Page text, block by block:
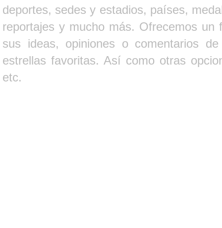
deportes, sedes y estadios, países,
reportajes y mucho más. Ofrecemos un
sus ideas, opiniones o comentarios
estrellas favoritas. Así como otras
etc.